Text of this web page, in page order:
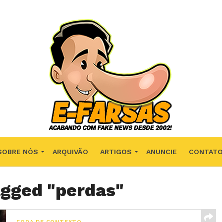
NÓS ARQUIVÃO ARTIGOS ANUNCIE CONTATO
"perdas"